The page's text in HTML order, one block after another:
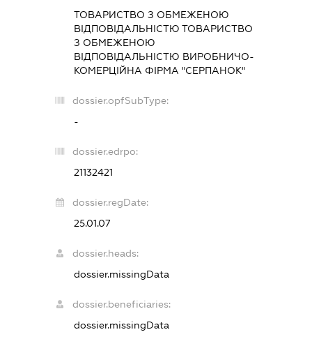
ТОВАРИСТВО З ОБМЕЖЕНОЮ
ВІДПОВІДАЛЬНІСТЮ ТОВАРИСТВО
З ОБМЕЖЕНОЮ
ВІДПОВІДАЛЬНІСТЮ ВИРОБНИЧО-
КОМЕРЦІЙНА ФІРМА "СЕРПАНОК"
dossier.opfSubType:
-
dossier.edrpo:
21132421
dossier.regDate:
25.01.07
dossier.heads:
dossier.missingData
dossier.beneficiaries:
dossier.missingData